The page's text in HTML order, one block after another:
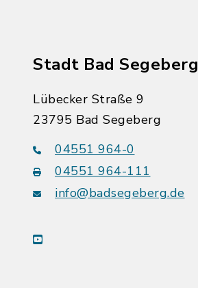
Stadt Bad Segeberg
Lübecker Straße 9
23795 Bad Segeberg
04551 964-0
04551 964-111
info@badsegeberg.de
youtube